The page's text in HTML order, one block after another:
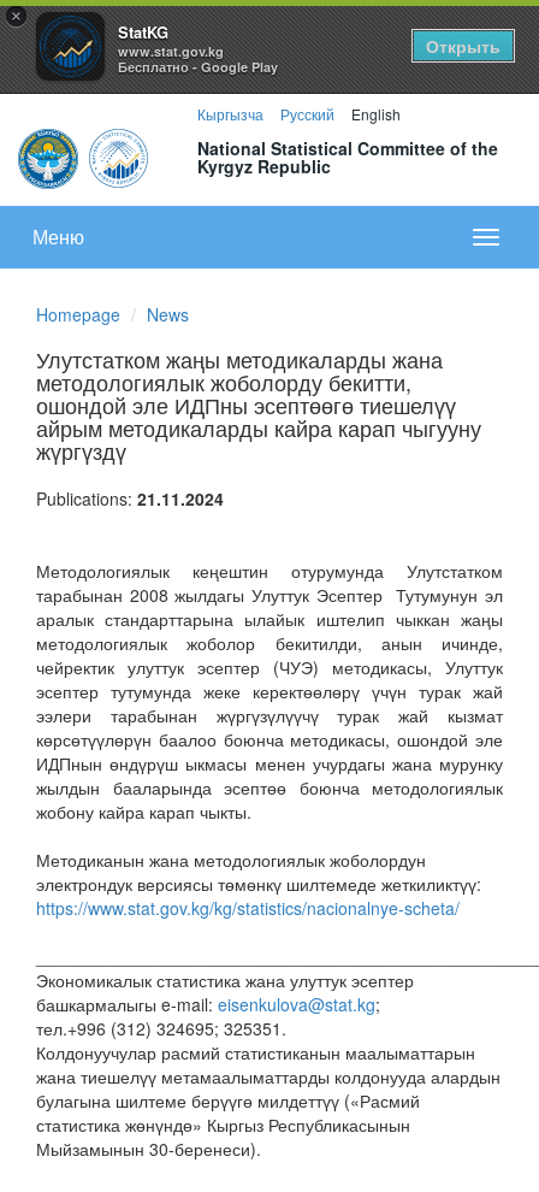
×
StatKG
www.stat.gov.kg
Бесплатно - Google Play
Открыть
Кыргызча Русский English
National Statistical Committee of the
Kyrgyz Republic
меню
Меню
Homepage News
Улутстатком жаңы методикаларды жана
методологиялык жоболорду бекитти,
ошондой эле ИДПны эсептөөгө тиешелүү
айрым методикаларды кайра карап чыгууну
жүргүздү
Publications: 21.11.2024
Методологиялык кеңештин отурумунда Улутстатком
тарабынан 2008 жылдагы Улуттук Эсептер Тутумунун эл
аралык стандарттарына ылайык иштелип чыккан жаңы
методологиялык жоболор бекитилди, анын ичинде,
чейректик улуттук эсептер (ЧУЭ) методикасы, Улуттук
эсептер тутумунда жеке керектөөлөрү үчүн турак жай
ээлери тарабынан жүргүзүлүүчү турак жай кызмат
көрсөтүүлөрүн баалоо боюнча методикасы, ошондой эле
ИДПнын өндүрүш ыкмасы менен учурдагы жана мурунку
жылдын бааларында эсептөө боюнча методологиялык
жобону кайра карап чыкты.
Методиканын жана методологиялык жоболордун
электрондук версиясы төмөнкү шилтемеде жеткиликтүү:
https://www.stat.gov.kg/kg/statistics/nacionalnye-scheta/
Экономикалык статистика жана улуттук эсептер
башкармалыгы e-mail: eisenkulova@stat.kg;
тел.+996 (312) 324695; 325351.
Колдонуучулар расмий статистиканын маалыматтарын
жана тиешелүү метамаалыматтарды колдонууда алардын
булагына шилтеме берүүгө милдеттүү («Расмий
статистика жөнүндө» Кыргыз Республикасынын
Мыйзамынын 30-беренеси).